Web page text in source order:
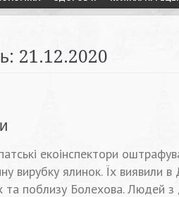
21.12.2020
екоінспектори
вирубку ялинок. Їх виявили
та поблизу Болехова. Людей з